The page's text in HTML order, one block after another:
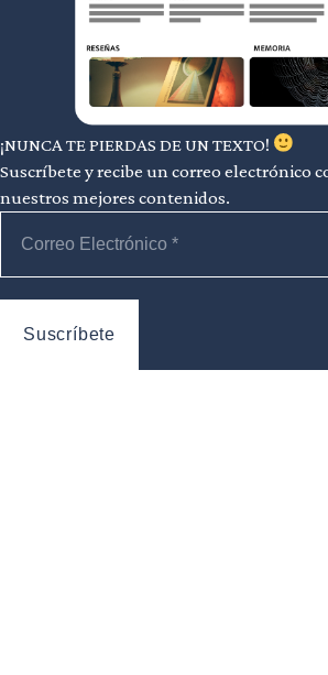
¡NUNCA TE PIERDAS DE UN TEXTO!
Suscríbete y recibe un correo electrónico
nuestros mejores contenidos.